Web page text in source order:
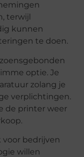
terwijl
kunnen
te doen.
optie. Je
zolang je
verplichtingen.
de printer weer
voor bedrijven
willen